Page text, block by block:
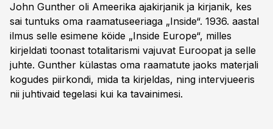
John Gunther oli Ameerika ajakirjanik ja kirjanik, kes
sai tuntuks oma raamatuseeriaga „Inside“. 1936. aastal
ilmus selle esimene köide „Inside Europe“, milles
kirjeldati toonast totalitarismi vajuvat Euroopat ja selle
juhte. Gunther külastas oma raamatute jaoks materjali
kogudes piirkondi, mida ta kirjeldas, ning intervjueeris
nii juhtivaid tegelasi kui ka tavainimesi.